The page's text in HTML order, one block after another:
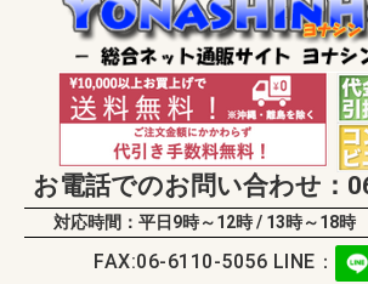
お電話でのお問い合わせ：
対応時間：平日9時～12時 / 13時～18
FAX:06-6110-5056 LINE：